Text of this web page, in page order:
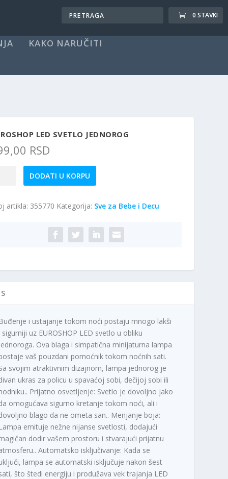
0 STAVKI
KAKO NARUČITI
LED SVETLO JEDNOROG
RSD
DODATI U KORPU
artikla: 355770 Kategorija: Sve za Bebe i Decu
i ustajanje tokom noći postaju mnogo lakši
sigurniji uz EUROSHOP LED svetlo u obliku
Ova blaga i simpatična minijaturna lampa
vaš pouzdani pomoćnik tokom noćnih sati.
svojim atraktivnim dizajnom, lampa jednorog je
ukras za policu u spavaćoj sobi, dečijoj sobi ili
Prijatno osvetljenje: Svetlo je dovoljno jako
omogućava sigurno kretanje tokom noći, ali i
blago da ne ometa san.. Menjanje boja:
emituje nežne nijanse svetlosti, dodajući
dodir vašem prostoru i stvarajući prijatnu
Automatsko isključivanje: Kada se
lampa se automatski isključuje nakon šest
što štedi energiju i produžava vek trajanja LED